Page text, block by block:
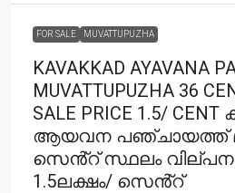
FOR SALE MUVATTUPUZHA
KAVAKKAD AYAVANA
MUVATTUPUZHA 36
SALE PRICE 1.5/
ആയവന പഞ്ചായത്ത്
സെൻ്റ് സ്ഥലം
1.5ലക്ഷം/ സെൻ്റ്